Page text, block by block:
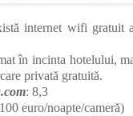
internet wifi gratuit
în incinta hotelului,
privată gratuită.
: 8,3
euro/noapte/cameră)